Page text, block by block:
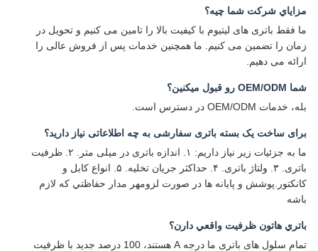
مزاياي شرکت شما چيه؟
ما فقط باتری های لیتیوم با کیفیت بالا را تامین می کنیم و تحویل در
زمان را تضمین می کنیم. ما همچنین خدمات پس از فروش عالی را
ارائه می دهیم.
شما OEM/ODM رو قبول میکنین؟
بله، خدمات OEM/ODM در دسترس است.
برای ساخت یک بسته باتری سفارشی به چه اطلاعاتی نیاز دارید؟
ما به جزئیات زیر نیاز داریم: ۱. اندازه باتری در میلی متر. ۲. ظرفیت
باتری. ۳. ولتاژ باتری. ۴. حداکثر جریان تخلیه. ۵. انواع کابل و
کانکتور.پوشش و پایانه ها در صورت لزومهر مدار حفاظتي که لازم
باشه
باتري هاتون ظرفیت واقعي دارن؟
تمام سلول های باتری ما درجه A هستند، 100 درصد جدید با ظرفیت